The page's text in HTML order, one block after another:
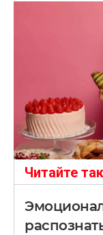
Читайте